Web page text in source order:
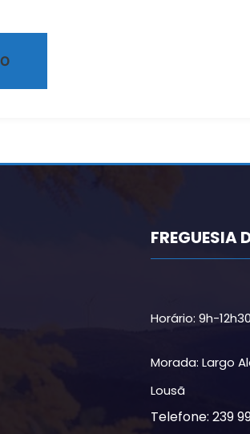
FREGUESIA
Horário: 9h-
Morada: Largo
Lousã
Telefone: 239